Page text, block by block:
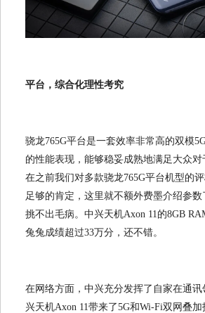
平台，综合化理性考究
骁龙765G平台是一套效率非常高的双模
的性能表现，能够稳妥成熟地满足大众对
在之前我们对多款骁龙765G平台机型的
足够的肯定，这里就不额外费墨介绍参数
挑不出毛病。中兴天机Axon 11的8GB
兔兔成绩超过33万分，还不错。
在网络方面，中兴充分发挥了自家在通
兴天机Axon 11带来了5G和Wi-Fi双网叠